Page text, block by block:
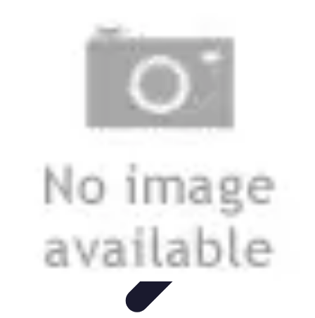
Innovazioni TecnologicheTendenze Tecnologiche
Innovazione SostenibileTecnologie Emergenti